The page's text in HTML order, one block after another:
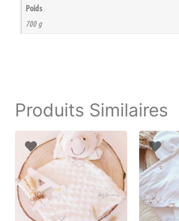
Poids
700 g
Produits Similaires